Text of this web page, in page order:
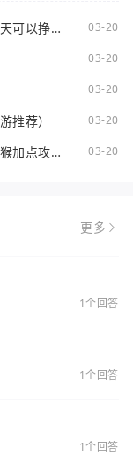
可以挣多
03-20
03-20
03-20
推荐） 03-20
加点攻
03-20
更多
1个回答
1个回答
1个回答